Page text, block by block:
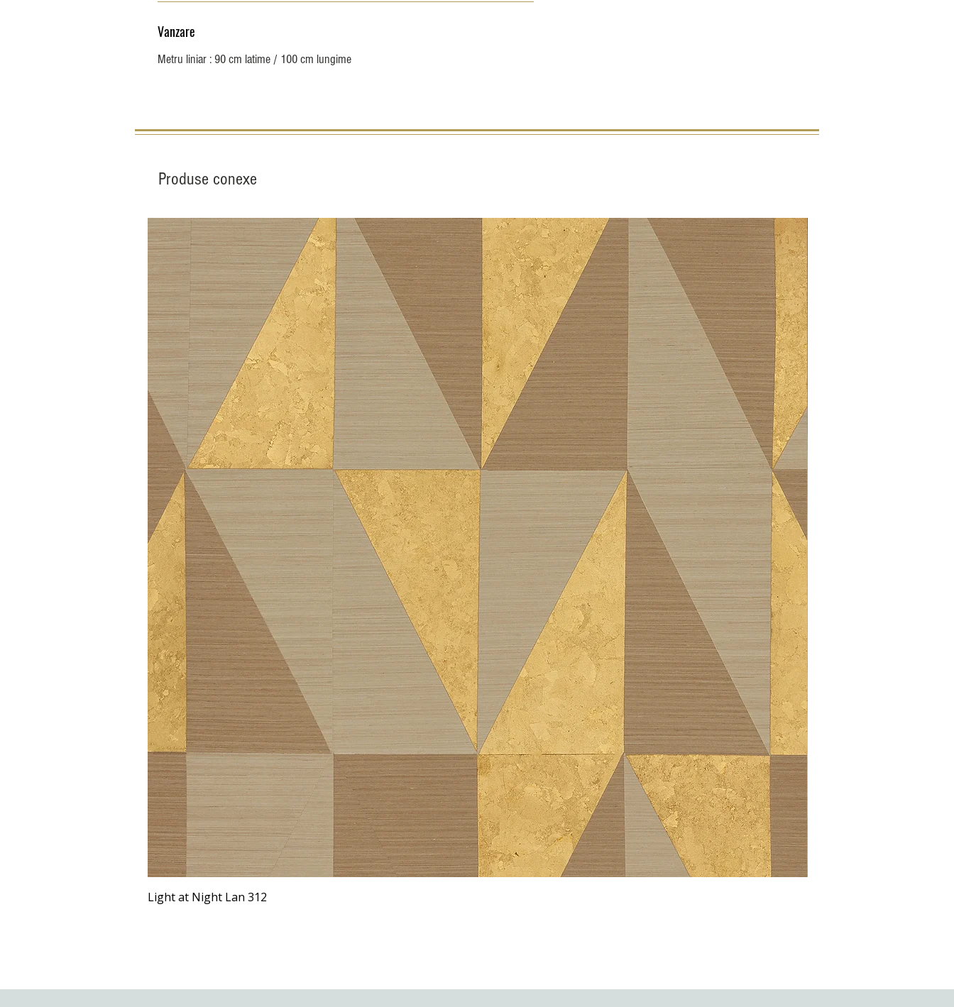
Vanzare
Metru liniar : 90 cm latime / 100 cm lungime
Produse conexe
Light at Night Lan 312